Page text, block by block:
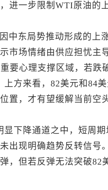
进一步限制WTI原油的
中东局势推动形成的上
市场情绪由供应担忧主
要心理支撑区域，若跌
方来看，82美元和84
置，才有望缓解当前空
下降通道之中，短周
出现明确趋势反转信号
，但若反弹无法突破82